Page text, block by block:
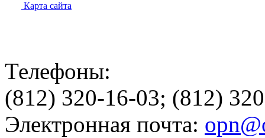
Карта сайта
Телефоны:
(812) 320-16-03; (812)
Электронная почта: